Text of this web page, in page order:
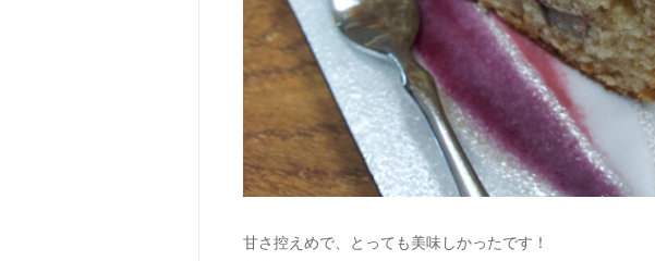
甘さ控えめで、とっても美味しかったです！